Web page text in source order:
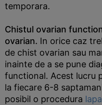
temporara.
Chistul ovarian
ovarian. In orice caz
de chist ovarian sau
inainte de a se pune
functional. Acest lucru
la fiecare 6-8
posibil o procedura